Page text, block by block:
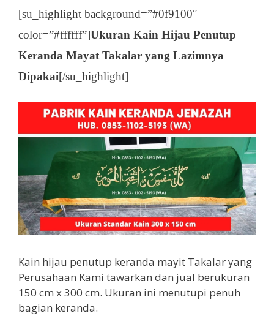
[su_highlight background=”#0f9100″
color=”#ffffff”]Ukuran Kain Hijau Penutup
Keranda Mayat Takalar yang Lazimnya
Dipakai[/su_highlight]
Kain hijau penutup keranda mayit Takalar yang
Perusahaan Kami tawarkan dan jual berukuran
150 cm x 300 cm. Ukuran ini menutupi penuh
bagian keranda.